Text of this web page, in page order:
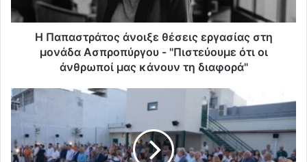
Η Παπαστράτος άνοιξε θέσεις εργασίας στη
μονάδα Ασπροπύργου - "Πιστεύουμε ότι οι
άνθρωποί μας κάνουν τη διαφορά"